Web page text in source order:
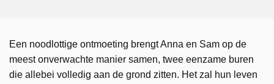
Een noodlottige ontmoeting brengt Anna en Sam op de
meest onverwachte manier samen, twee eenzame buren
die allebei volledig aan de grond zitten. Het zal hun leven